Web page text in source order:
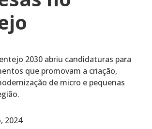
2030 abriu candidaturas para
que promovam a criação,
de micro e pequenas
2024